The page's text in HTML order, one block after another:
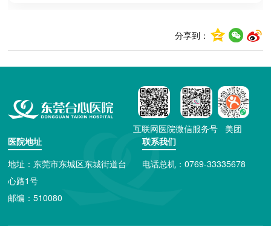
分享到：
互联网医院微信服务号
美团
医院地址
地址：东莞市东城区东城街道台
心路1号
邮编：510080
联系我们
电话总机：0769-33335678